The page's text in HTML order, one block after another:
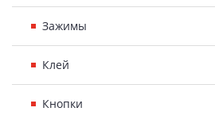
Зажимы
Клей
Кнопки